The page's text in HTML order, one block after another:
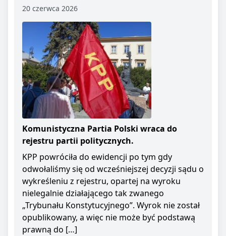
20 czerwca 2026
Komunistyczna Partia Polski wraca do
rejestru partii politycznych.
KPP powróciła do ewidencji po tym gdy
odwołaliśmy się od wcześniejszej decyzji sądu o
wykreśleniu z rejestru, opartej na wyroku
nielegalnie działającego tak zwanego
„Trybunału Konstytucyjnego”. Wyrok nie został
opublikowany, a więc nie może być podstawą
prawną do […]